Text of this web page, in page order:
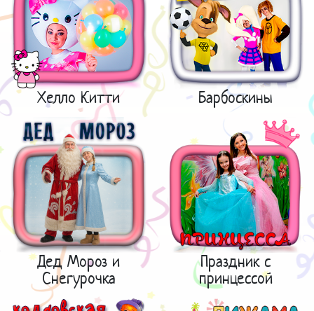
Хелло Китти Барбоскины
Дед Мороз и
Снегурочка
Праздник с
принцессой